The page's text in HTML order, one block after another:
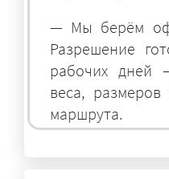
— Мы берём
Разрешение
рабочих дней
веса,
маршрута.